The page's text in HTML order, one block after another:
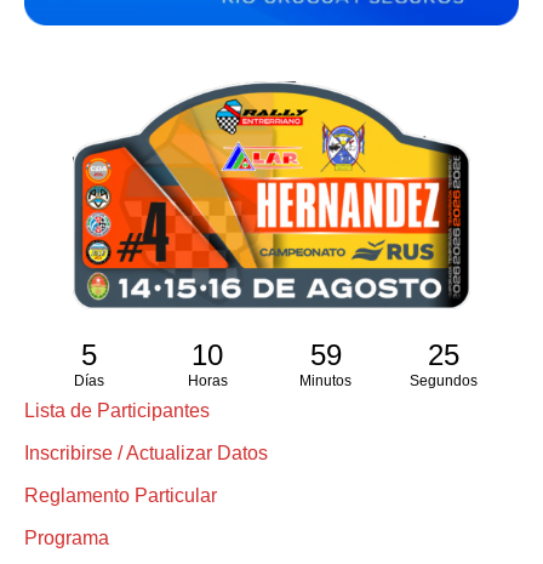
5
Días
10
Horas
59
Minutos
25
Segundos
Lista de Participantes
Inscribirse / Actualizar Datos
Reglamento Particular
Programa